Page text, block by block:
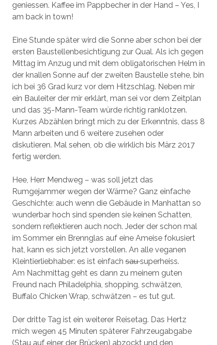
geniessen. Kaffee im Pappbecher in der Hand – Yes, I
am back in town!
Eine Stunde später wird die Sonne aber schon bei der
ersten Baustellenbesichtigung zur Qual. Als ich gegen
Mittag im Anzug und mit dem obligatorischen Helm in
der knallen Sonne auf der zweiten Baustelle stehe, bin
ich bei 36 Grad kurz vor dem Hitzschlag. Neben mir
ein Bauleiter der mir erklärt, man sei vor dem Zeitplan
und das 35-Mann-Team würde richtig ranklotzen.
Kurzes Abzählen bringt mich zu der Erkenntnis, dass 8
Mann arbeiten und 6 weitere zusehen oder
diskutieren. Mal sehen, ob die wirklich bis März 2017
fertig werden.
Hee, Herr Mendweg – was soll jetzt das
Rumgejammer wegen der Wärme? Ganz einfache
Geschichte: auch wenn die Gebäude in Manhattan so
wunderbar hoch sind spenden sie keinen Schatten,
sondern reflektieren auch noch. Jeder der schon mal
im Sommer ein Brennglas auf eine Ameise fokusiert
hat, kann es sich jetzt vorstellen. An alle veganen
Kleintierliebhaber: es ist einfachsausuperheiss.
Am Nachmittag geht es dann zu meinem guten
Freund nach Philadelphia, shopping, schwätzen,
Buffalo Chicken Wrap, schwätzen – es tut gut.
Der dritte Tag ist ein weiterer Reisetag. Das Hertz
mich wegen 45 Minuten späterer Fahrzeugabgabe
(Stau auf einer der Brücken) abzockt und den